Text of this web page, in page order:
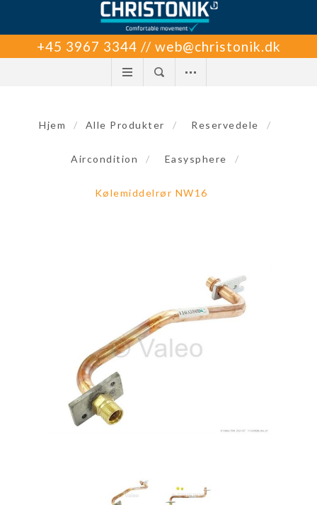
+45 3967 3344 // web@christonik.dk
Hjem / Alle Produkter / Reservedele /
Aircondition / Easysphere /
Kølemiddelrør NW16